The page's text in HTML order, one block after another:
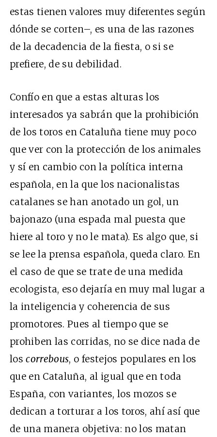
estas tienen valores muy diferentes según
dónde se corten–, es una de las razones
de la decadencia de la fiesta, o si se
prefiere, de su debilidad.
Confío en que a estas alturas los
interesados ya sabrán que la prohibición
de los toros en Cataluña tiene muy poco
que ver con la protección de los animales
y sí en cambio con la política interna
española, en la que los nacionalistas
catalanes se han anotado un gol, un
bajonazo (una espada mal puesta que
hiere al toro y no le mata). Es algo que, si
se lee la prensa española, queda claro. En
el caso de que se trate de una medida
ecologista, eso dejaría en muy mal lugar a
la inteligencia y coherencia de sus
promotores. Pues al tiempo que se
prohiben las corridas, no se dice nada de
loscorrebous, o festejos populares en los
que en Cataluña, al igual que en toda
España, con variantes, los mozos se
dedican a torturar a los toros, ahí así que
de una manera objetiva: no los matan